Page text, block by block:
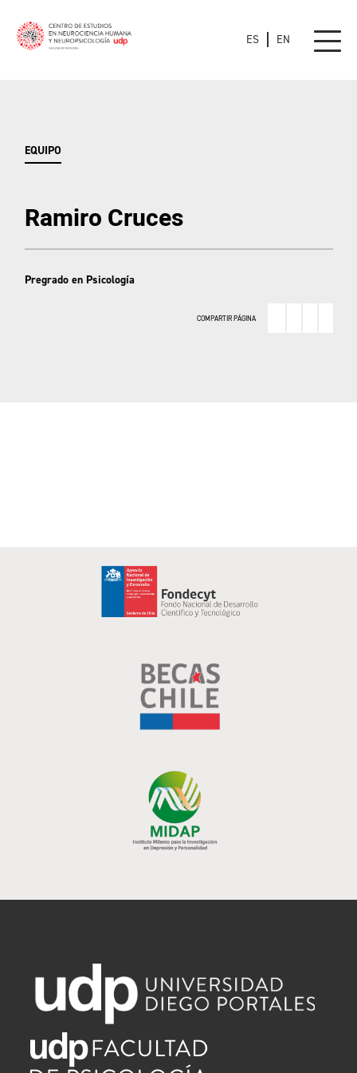
ES EN
EQUIPO
Ramiro Cruces
Pregrado en Psicología
COMPARTIR PÁGINA